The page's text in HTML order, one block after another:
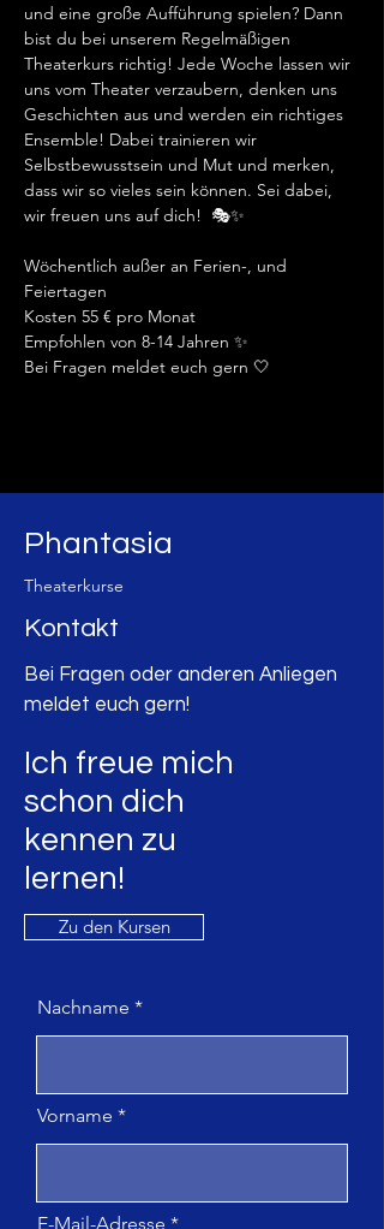
und eine große Aufführung spielen? Dann
bist du bei unserem Regelmäßigen
Theaterkurs richtig! Jede Woche lassen wir
uns vom Theater verzaubern, denken uns
Geschichten aus und werden ein richtiges
Ensemble! Dabei trainieren wir
Selbstbewusstsein und Mut und merken,
dass wir so vieles sein können. Sei dabei,
wir freuen uns auf dich!  🎭✨️
Wöchentlich außer an Ferien-, und
Feiertagen
Kosten 55 € pro Monat
Empfohlen von 8-14 Jahren ✨️
Bei Fragen meldet euch gern 🤍
Phantasia
Theaterkurse
Kontakt
Bei Fragen oder anderen Anliegen
meldet euch gern!
Ich freue mich
schon dich
kennen zu
lernen!
Zu den Kursen
Nachname
Vorname
E-Mail-Adresse